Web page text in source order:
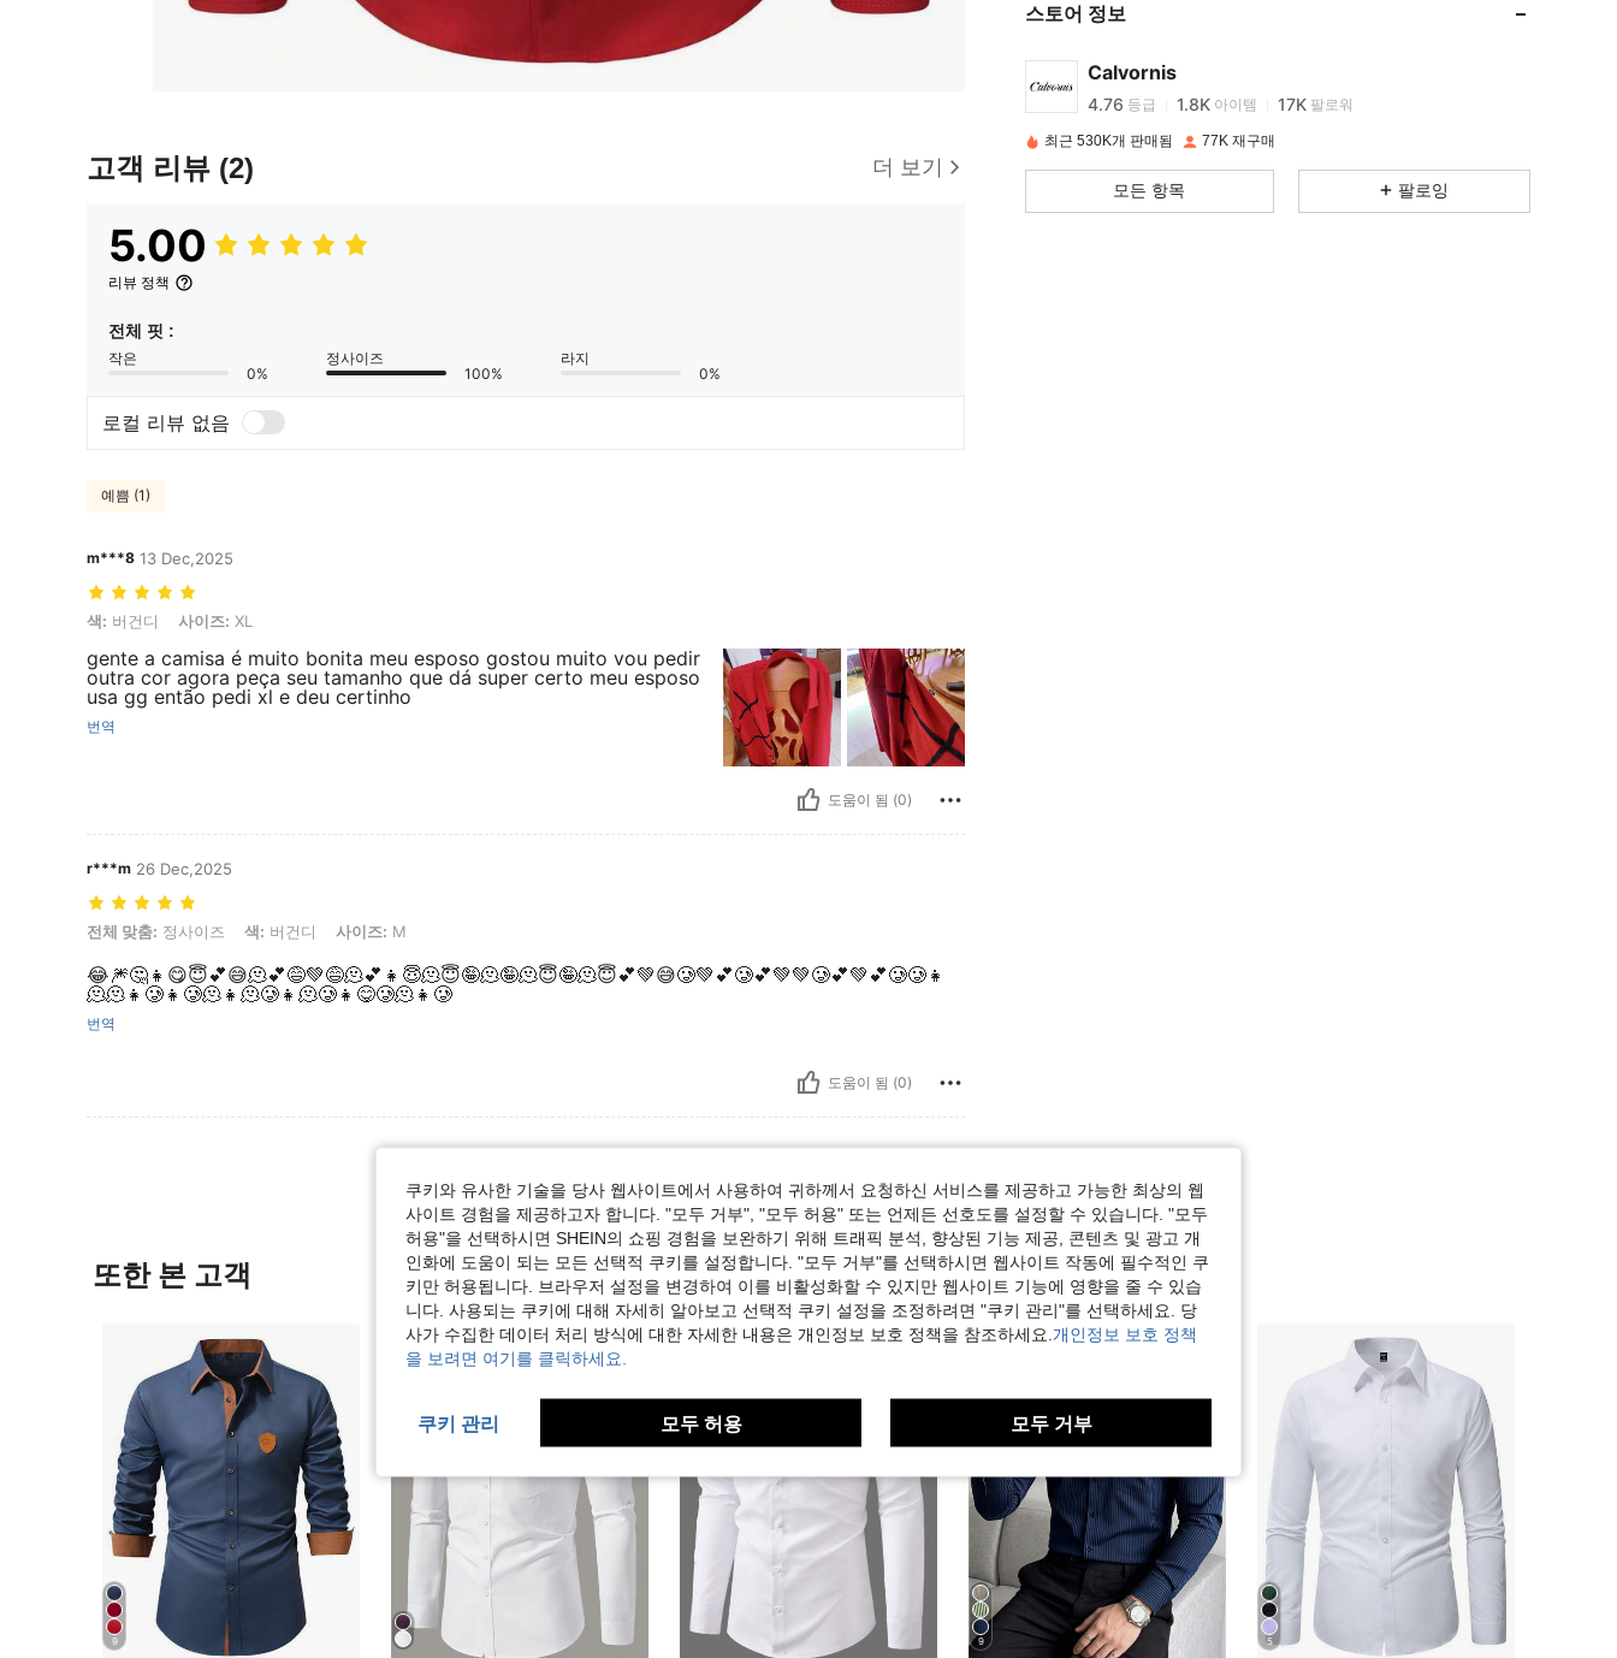
고객 리뷰 (2) 더 보기
5.00
리뷰 정책
전체 핏 :
작은
0%
정사이즈
100%
라지
0%
로컬 리뷰 없음
예쁨 (1)
m***8 13 Dec,2025
색: 버건디, 사이즈: XL
색: 버건디 사이즈: XL
gente a camisa é muito bonita meu esposo gostou muito vou pedir
outra cor agora peça seu tamanho que dá super certo meu esposo
usa gg então pedi xl e deu certinho
번역
도움이 됨 (0)
r***m 26 Dec,2025
전체 맞춤: 정사이즈, 색: 버건디, 사이즈: M
전체 맞춤: 정사이즈 색: 버건디 사이즈: M
😂🎆🤔👧😋😇💕😅🫠💕😅💚😅🫠💕👧😇🫠😇🤪🫠🤪🫠😇🤪🫠😇💕💚😅🥲💚💕🥲💕💚💚🥲💕💚💕🥲🥲👧
🫠🫠👧🥲👧🥲🫠👧🫠🥲👧🫠🥲👧😋🥲🫠👧🥲
번역
도움이 됨 (0)
스토어 정보
Calvornis
4.76 등급 1.8K 아이템 17K 팔로워
4.76 1.8K 17K
최근 530K개 판매됨 77K 재구매
모든 항목 팔로잉
또한 본 고객
9 9 5
쿠키와 유사한 기술을 당사 웹사이트에서 사용하여 귀하께서 요청하신 서비스를 제공하고 가능한 최상의 웹
사이트 경험을 제공하고자 합니다. "모두 거부", "모두 허용" 또는 언제든 선호도를 설정할 수 있습니다. "모두
허용"을 선택하시면 SHEIN의 쇼핑 경험을 보완하기 위해 트래픽 분석, 향상된 기능 제공, 콘텐츠 및 광고 개
인화에 도움이 되는 모든 선택적 쿠키를 설정합니다. "모두 거부"를 선택하시면 웹사이트 작동에 필수적인 쿠
키만 허용됩니다. 브라우저 설정을 변경하여 이를 비활성화할 수 있지만 웹사이트 기능에 영향을 줄 수 있습
니다. 사용되는 쿠키에 대해 자세히 알아보고 선택적 쿠키 설정을 조정하려면 "쿠키 관리"를 선택하세요. 당
사가 수집한 데이터 처리 방식에 대한 자세한 내용은 개인정보 보호 정책을 참조하세요. 개인정보 보호 정책
을 보려면 여기를 클릭하세요.
쿠키 관리 모두 허용 모두 거부